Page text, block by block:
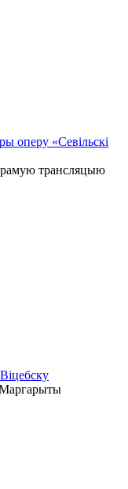
оперу «Севільскі
трансляцыю